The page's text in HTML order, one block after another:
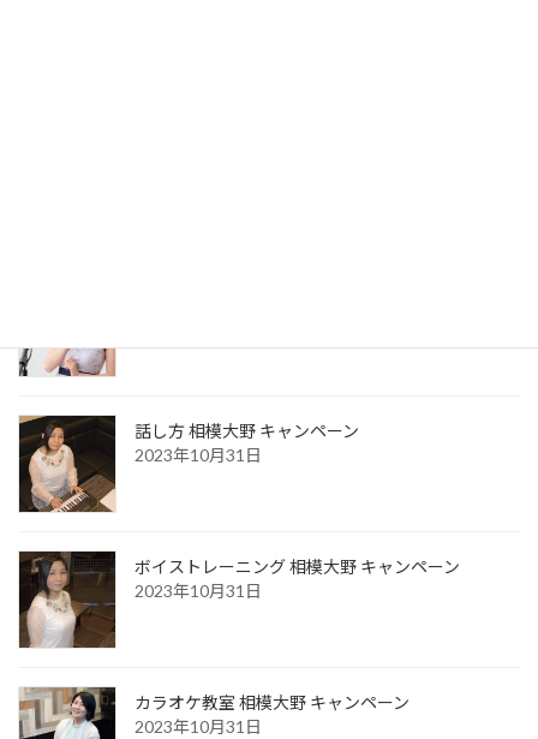
話し方 相模大野 キャンペーン
2023年10月31日
ボイストレーニング 相模大野 キャンペーン
2023年10月31日
カラオケ教室 相模大野 キャンペーン
2023年10月31日